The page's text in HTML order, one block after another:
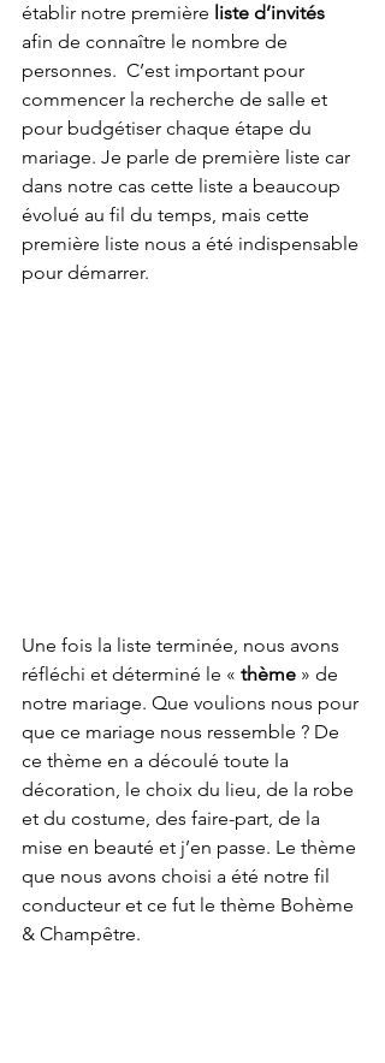
établir notre première liste d’invités
afin de connaître le nombre de
personnes.  C’est important pour
commencer la recherche de salle et
pour budgétiser chaque étape du
mariage. Je parle de première liste car
dans notre cas cette liste a beaucoup
évolué au fil du temps, mais cette
première liste nous a été indispensable
pour démarrer.
Une fois la liste terminée, nous avons
réfléchi et déterminé le « thème » de
notre mariage. Que voulions nous pour
que ce mariage nous ressemble ? De
ce thème en a découlé toute la
décoration, le choix du lieu, de la robe
et du costume, des faire-part, de la
mise en beauté et j’en passe. Le thème
que nous avons choisi a été notre fil
conducteur et ce fut le thème Bohème
& Champêtre.